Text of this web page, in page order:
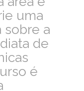
uma
sobre a
de
é